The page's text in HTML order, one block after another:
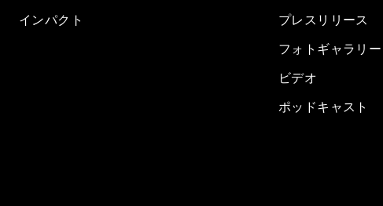
インパクト
プレスリリース
フォトギャラリー
ビデオ
ポッドキャスト